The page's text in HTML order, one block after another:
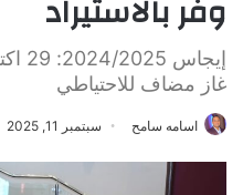
وفر بالاستيراد
غاز مضاف للاحتياطي
اسامه سامح سبتمبر 11, 2025